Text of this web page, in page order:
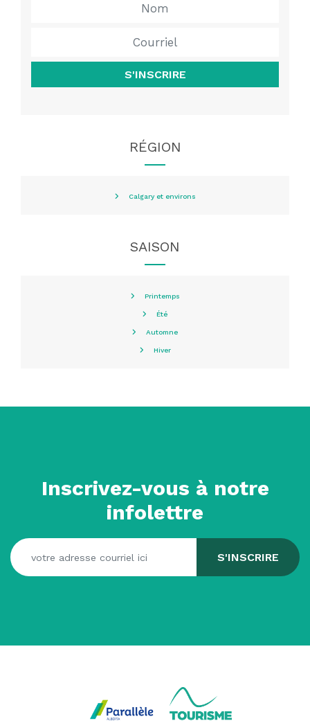
S'INSCRIRE
RÉGION
Calgary et environs
SAISON
Printemps
Été
Automne
Hiver
Inscrivez-vous à notre
infolettre